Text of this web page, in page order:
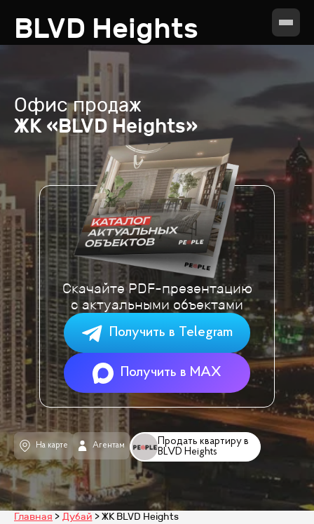
BLVD Heights
Офис продаж
ЖК «BLVD Heights»
Продать квартиру в
BLVD Heights
На карте Агентам
Скачайте PDF-презентацию
с актуальными объектами
Получить в Telegram
Получить в MAX
Главная Дубай ЖК BLVD Heights